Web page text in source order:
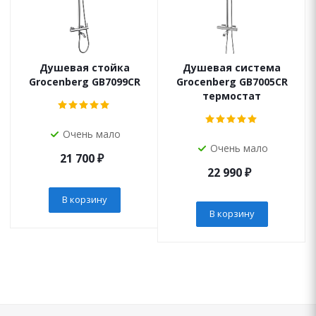
Душевая стойка
Grocenberg GB7099CR
Очень мало
21 700₽
В корзину
Душевая система
Grocenberg GB7005CR
термостат
Очень мало
22 990₽
В корзину